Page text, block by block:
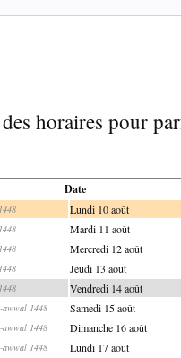
horaires pour
Date
Lundi 10 août
Mardi 11 août
Mercredi 12 août
Jeudi 13 août
Vendredi 14 août
1448 Samedi 15 août
1448 Dimanche 16 août
1448 Lundi 17 août